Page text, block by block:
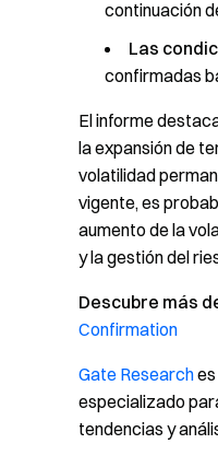
continuación
Las
confirmadas
El informe
la expansión de
volatilidad
vigente, es
aumento de la
y la gestión del
Descubre más
Confirmation
Gate Research
especializado
tendencias y